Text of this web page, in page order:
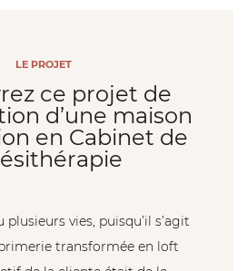
LE PROJET
ce projet de
d’une maison
en Cabinet de
plusieurs vies, puisqu’il s’agit
transformée en loft